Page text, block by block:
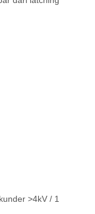
>4kV / 1